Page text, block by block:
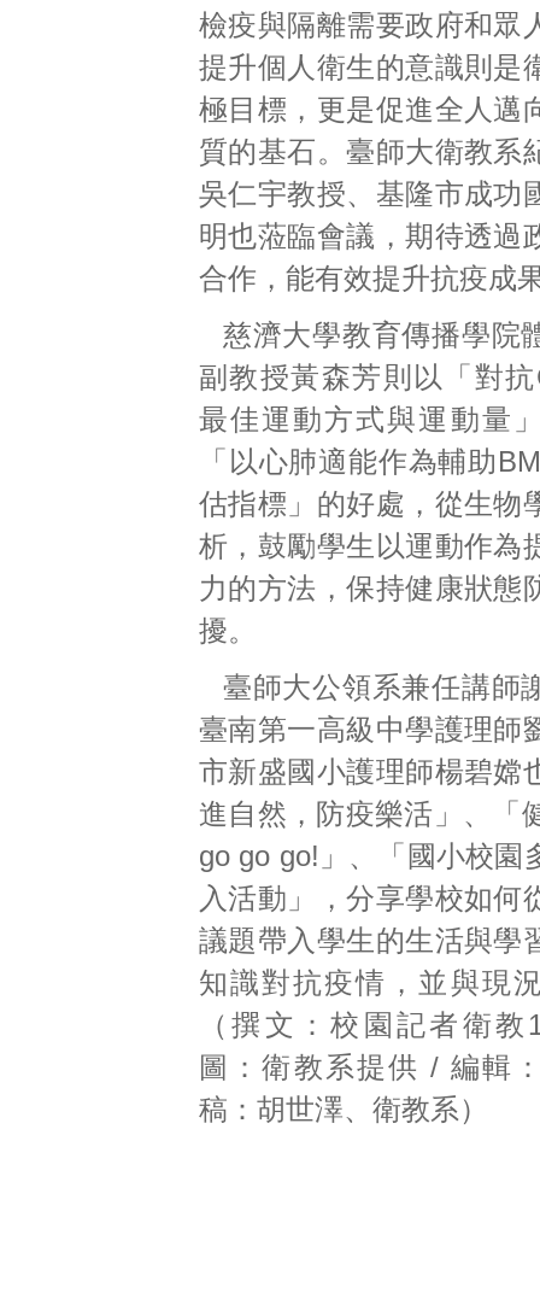
檢疫與隔離需要政府和眾
提升個人衛生的意識則是
極目標，更是促進全人邁
質的基石。臺師大衛教系
吳仁宇教授、基隆市成功
明也蒞臨會議，期待透過
合作，能有效提升抗疫成
慈濟大學教育傳播學院
副教授黃森芳則以「對抗
最佳運動方式與運動量
「以心肺適能作為輔助
估指標」的好處，從生物
析，鼓勵學生以運動作為
力的方法，保持健康狀態
擾。
臺師大公領系兼任講師
臺南第一高級中學護理師
市新盛國小護理師楊碧嫦
進自然，防疫樂活」、「
go go go!」、「國小校園
入活動」，分享學校如何
議題帶入學生的生活與學
知識對抗疫情，並與現
（撰文：校園記者衛
圖：衛教系提供 / 編輯
稿：胡世澤、衛教系）